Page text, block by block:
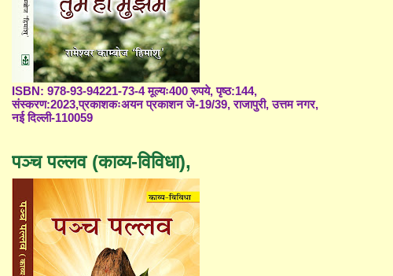
ISBN: 978-93-94221-73-4 मूल्यः400 रुपये, पृष्ठ:144,
संस्करण:2023,प्रकाशकःअयन प्रकाशन जे-19/39, राजापुरी, उत्तम नगर,
नई दिल्ली-110059
पञ्च पल्लव (काव्य-विविधा),